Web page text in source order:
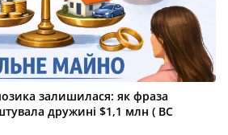
залишилася: як фраза
дружині $1,1 млн ( ВС